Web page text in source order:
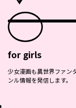
for girls
少女漫画も異世界ファン
ンル情報を発信します。